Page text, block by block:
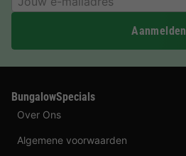
Aanmelden
BungalowSpecials
Over Ons
Algemene voorwaarden